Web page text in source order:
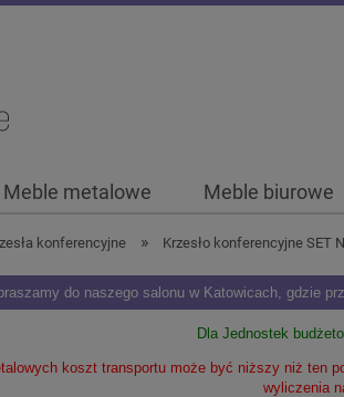
Meble metalowe Meble biurowe
konferencyjne » Krzesło konferencyjne SET
do naszego salonu w Katowicach, gdzie
Dla Jednostek
koszt transportu może być niższy niż ten
wyliczenia